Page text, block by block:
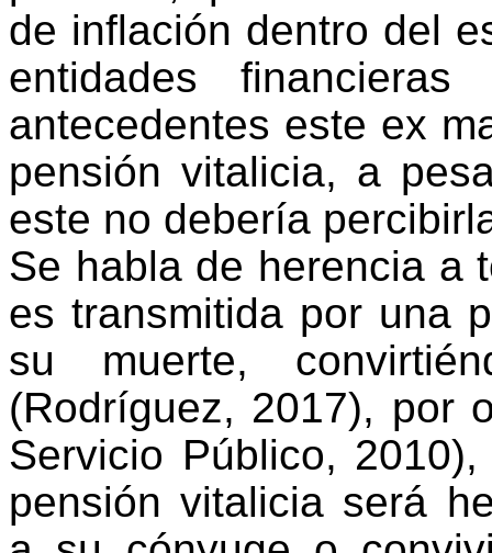
de inflación dentro del
entidades
antecedentes este ex
pensión vitalicia, a
este no debería
Se habla de herencia a
es transmitida por una
su muerte,
(Rodríguez, 2017), por
Servicio Público,
pensión vitalicia será